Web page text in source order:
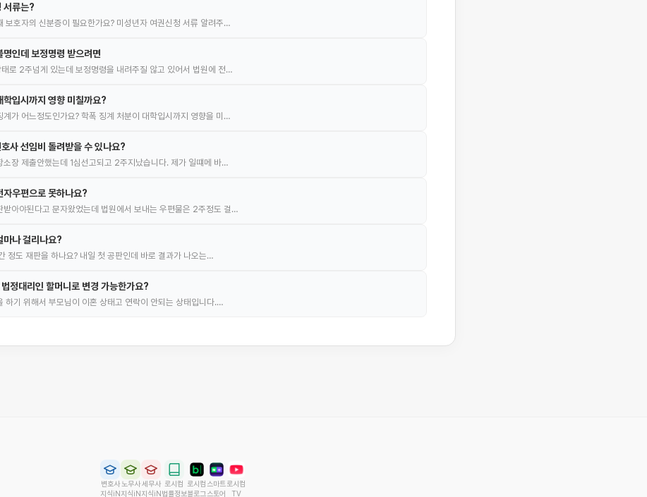
서류는?
보호자의 신분증이 필요한가요? 미성년자 여권신청 서류 알려주…
명인데 보정명령 받으려면
로 2주넘게 있는데 보정명령을 내려주질 않고 있어서 법원에 전…
학입시까지 영향 미칠까요?
계가 어느정도인가요? 학폭 징계 처분이 대학입시까지 영향을 미…
사 선임비 돌려받을 수 있나요?
소장 제출안했는데 1심선고되고 2주지났습니다. 제가 일떄메 바…
자우편으로 못하나요?
받아야된다고 문자왔었는데 법원에서 보내는 우편물은 2주정도 걸…
마나 걸리나요?
정도 재판을 하나요? 내일 첫 공판인데 바로 결과가 나오는…
정대리인 할머니로 변경 가능한가요?
하기 위해서 부모님이 이혼 상태고 연락이 안되는 상태입니다.…
변호사
지식iN
노무사
지식iN
세무사
지식iN
로시컴
법률정보
로시컴
블로그
스마트
스토어
로시컴
TV